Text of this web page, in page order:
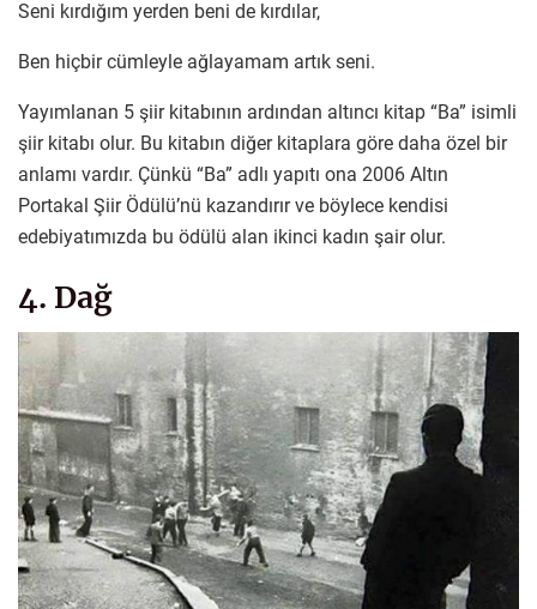
Seni kırdığım yerden beni de kırdılar,
Ben hiçbir cümleyle ağlayamam artık seni.
Yayımlanan 5 şiir kitabının ardından altıncı kitap “Ba” isimli
şiir kitabı olur. Bu kitabın diğer kitaplara göre daha özel bir
anlamı vardır. Çünkü “Ba” adlı yapıtı ona 2006 Altın
Portakal Şiir Ödülü’nü kazandırır ve böylece kendisi
edebiyatımızda bu ödülü alan ikinci kadın şair olur.
4. Dağ